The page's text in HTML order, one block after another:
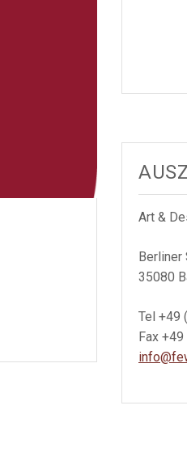
Art &
Berliner
35080
Tel +49
Fax